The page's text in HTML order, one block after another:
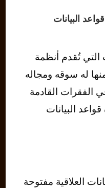
البيانات
التي تُقدم أنظمة
له سوقه ومجاله
الفقرات القادمة
البيانات
العلاقية مفتوحة